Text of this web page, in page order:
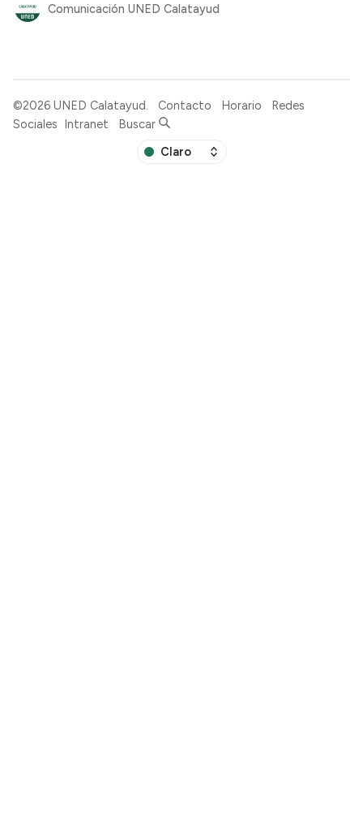
Comunicación UNED Calatayud
©2026 UNED Calatayud. Contacto Horario
Redes
Sociales Intranet Buscar